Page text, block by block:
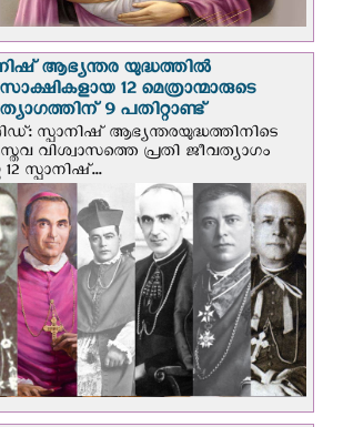
ആഭ്യന്തര യുദ്ധത്തില്‍
12 മെത്രാന്മാരുടെ
9 പതിറ്റാണ്ട്
സ്പാനിഷ് ആഭ്യന്തരയുദ്ധത്തിനിടെ
വിശ്വാസത്തെ പ്രതി ജീവത്യാഗം
12 സ്പാനിഷ്...